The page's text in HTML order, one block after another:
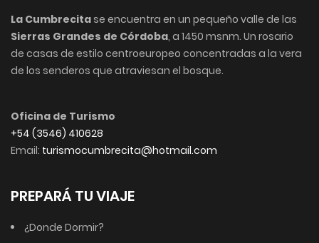
La Cumbrecitase encuentra en un pequeño valle de las
Sierras Grandes de Córdoba, a 1450 msnm. Un rosario
de casas de estilo centroeuropeo concentradas a la vera
de los senderos que atraviesan el bosque.
Oficina de Turismo
+54 (3546) 410628
Email: turismocumbrecita@hotmail.com
PREPARÁ TU VIAJE
¿Donde Dormir?